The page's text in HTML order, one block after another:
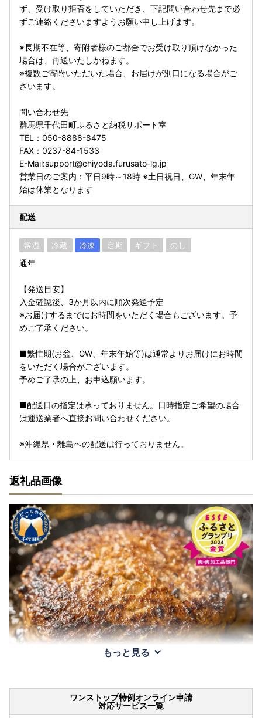
ず、受け取り拒否をしていただき、下記問い合わせ先まで必
ずご連絡くださいますようお願い申し上げます。
※長期不在等、寄附者様のご都合でお受け取り頂けなかった
場合は、再送いたしかねます。
※複数ご寄附いただいた場合、お届けが別口になる場合がご
ざいます。
問い合わせ先
群馬県千代田町ふるさと納税サポート室
TEL：050-8888-8475
FAX：0237-84-1533
E-Mail:support@chiyoda.furusato-lg.jp
営業日のご案内：平日9時～18時 ※土日祝日、GW、年末年
始は休業となります
配送
常温 冷蔵 冷凍 定期 ギフト のし
通年
【発送目安】
入金確認後、3か月以内に順次発送予定
※お届けするまでにお時間をいただく場合もございます。予
めご了承ください。
■繁忙期(お盆、GW、年末年始等)は通常よりお届けにお時間
をいただく場合がございます。
予めご了承の上、お申込願います。
■配送日の指定は承っておりません。日時指定ご希望の場合
は運送業者へ直接お問い合わせください。
※沖縄県・離島への配送は行っておりません。
返礼品画像
もっと見る
ワンストップ特例オンライン申請
対応サービス一覧